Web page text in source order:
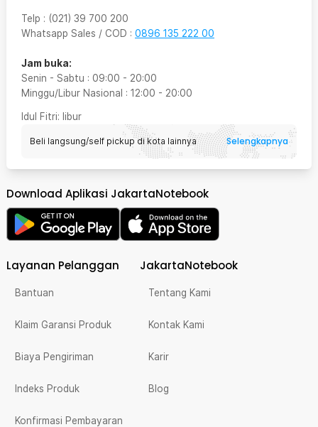
Telp : (021) 39 700 200
Whatsapp Sales / COD : 0896 135 222 00
Jam buka:
Senin - Sabtu : 09:00 - 20:00
Minggu/Libur Nasional : 12:00 - 20:00
Idul Fitri: libur
Beli langsung/self pickup di kota lainnya Selengkapnya
Download Aplikasi JakartaNotebook
Layanan Pelanggan
Bantuan
Klaim Garansi Produk
Biaya Pengiriman
Indeks Produk
Konfirmasi Pembayaran
JakartaNotebook
Tentang Kami
Kontak Kami
Karir
Blog